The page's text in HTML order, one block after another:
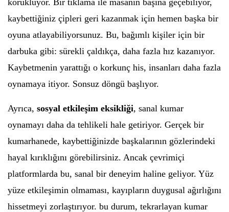
körüklüyor. Bir tıklama ile masanın başına geçebiliyor,
kaybettiğiniz çipleri geri kazanmak için hemen başka bir
oyuna atlayabiliyorsunuz. Bu, bağımlı kişiler için bir
darbuka gibi: sürekli çaldıkça, daha fazla hız kazanıyor.
Kaybetmenin yarattığı o korkunç his, insanları daha fazla
oynamaya itiyor. Sonsuz döngü başlıyor.
Ayrıca, sosyal etkileşim eksikliği, sanal kumar
oynamayı daha da tehlikeli hale getiriyor. Gerçek bir
kumarhanede, kaybettiğinizde başkalarının gözlerindeki
hayal kırıklığını görebilirsiniz. Ancak çevrimiçi
platformlarda bu, sanal bir deneyim haline geliyor. Yüz
yüze etkileşimin olmaması, kayıpların duygusal ağırlığını
hissetmeyi zorlaştırıyor. bu durum, tekrarlayan kumar